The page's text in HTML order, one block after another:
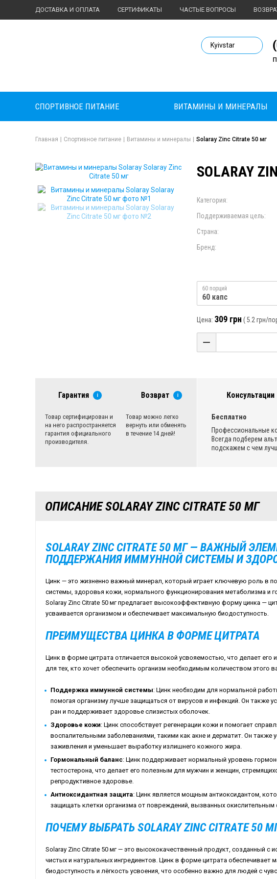
ДОСТАВКА И ОПЛАТА СЕРТИФИКАТЫ ЧАСТЫЕ ВОПРОСЫ
Body Market №1 магазин
Kyivstar
СПОРТИВНОЕ ПИТАНИЕ ВИТАМИНЫ И МИНЕРАЛЫ
Главная Спортивное питание Витамины и минералы Solaray Zinc Citrate 50 мг
SOLARAY
Категория:
Поддерживаемая цель:
Страна:
Бренд:
60 порций
60 капс
Цена: 309 грн (5.2 грн/
Гарантия i
Товар сертифицирован и
на него распространяется
гарантия официального
производителя.
Возврат i
Товар можно легко
вернуть или обменять
в течение 14 дней!
Консультации
Бесплатно
Профессиональные
Всегда подберем
подскажем с чем
ОПИСАНИЕ SOLARAY ZINC CITRATE 50 МГ
SOLARAY ZINC CITRATE 50 МГ — ВАЖНЫЙ
ПОДДЕРЖАНИЯ ИММУННОЙ СИСТЕМЫ И
Цинк — это жизненно важный минерал, который играет ключевую роль в
системы, здоровья кожи, нормального функционирования метаболизма и
Solaray Zinc Citrate 50 мг предлагает высокоэффективную форму цинка —
усваивается организмом и обеспечивает максимальную биодоступность.
ПРЕИМУЩЕСТВА ЦИНКА В ФОРМЕ ЦИТРАТА
Цинк в форме цитрата отличается высокой усвояемостью, что делает
для тех, кто хочет обеспечить организм необходимым количеством этого
Поддержка иммунной системы: Цинк необходим для нормальной
помогая организму лучше защищаться от вирусов и инфекций. Он также
ран и поддерживает здоровье слизистых оболочек.
Здоровье кожи: Цинк способствует регенерации кожи и помогает
воспалительными заболеваниями, такими как акне и дерматит. Он также
заживления и уменьшает выработку излишнего кожного жира.
Гормональный баланс: Цинк поддерживает нормальный уровень
тестостерона, что делает его полезным для мужчин и женщин,
репродуктивное здоровье.
Антиоксидантная защита: Цинк является мощным антиоксидантом,
защищать клетки организма от повреждений, вызванных окислительным
ПОЧЕМУ ВЫБРАТЬ SOLARAY ZINC CITRATE 50
Solaray Zinc Citrate 50 мг — это высококачественный продукт, созданный с
чистых и натуральных ингредиентов. Цинк в форме цитрата обеспечивает
биодоступность и лёгкость усвоения, что особенно важно для людей с